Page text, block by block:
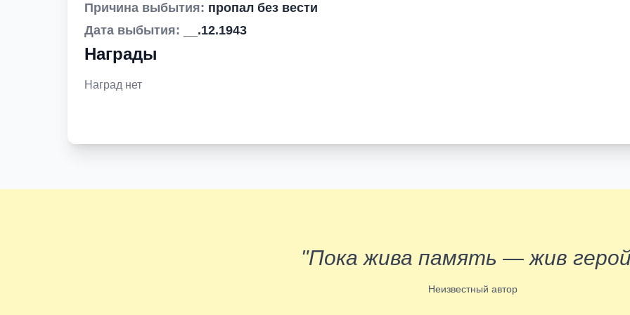
Причина выбытия: пропал без вести
Дата выбытия:
__.12.1943
Награды
Наград нет
"Пока жива память — жив
Неизвестный автор